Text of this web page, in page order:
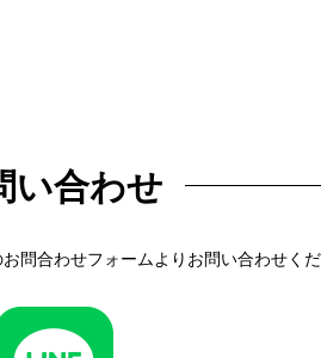
い合わせ
問合わせフォームよりお問い合わせく